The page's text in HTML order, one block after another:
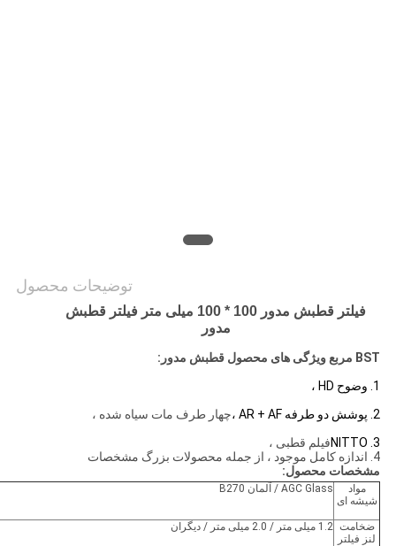
توضیحات محصول
فیلتر قطبش مدور 100 * 100 میلی متر فیلتر قطبش
مدور
BST مربعویژگی های محصول قطبش مدور:
1. وضوح HD ،
2. پوشش دو طرفه AR + AF ،
چهار طرف مات سیاه شده ،
3. NITTO
فیلم قطبی ،
4. اندازه کامل موجود ، از جمله محصولات بزرگ مشخصات
مشخصات محصول:
مواد
شیشه ای
AGC Glass / آلمان B270
ضخامت
لنز فیلتر
1.2 میلی متر / 2.0 میلی متر / دیگران